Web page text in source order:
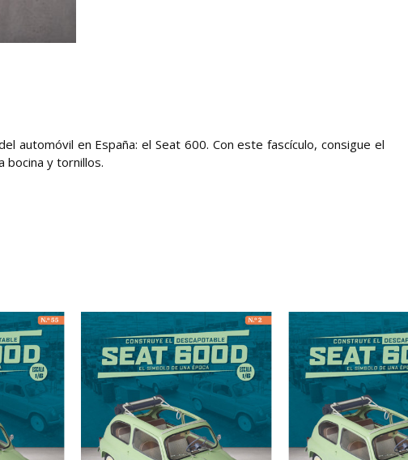
automóvil en España: el Seat 600. Con este fascículo, consigue el
bocina y tornillos.